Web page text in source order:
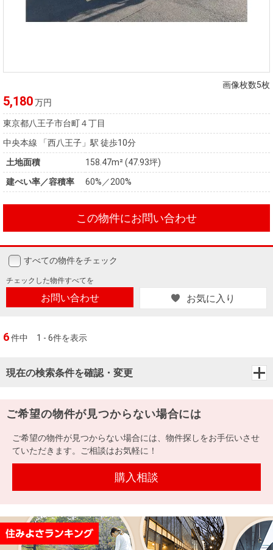
画像枚数5枚
5,180万円
東京都八王子市台町４丁目
中央本線 「西八王子」駅 徒歩10分
土地面積
158.47m² (47.93坪)
建ぺい率／容積率
60%／200%
この物件にお問い合わせ
すべての物件をチェック
チェックした物件すべてを
お問い合わせ お気に入り
6件中 1 - 6件を表示
現在の検索条件を確認・変更
ご希望の物件が見つからない場合には
ご希望の物件が見つからない場合には、物件探しをお手伝いさせ
ていただきます。ご相談はお気軽に！
購入相談